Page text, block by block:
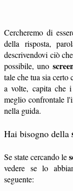
Cercheremo di
della risposta,
descrivendovi ciò
possibile, uno
tale che tua sia certo
a volte, capita che
meglio confrontale
nella guida.
Hai bisogno della
Se state cercando le
vedere se lo
seguente: